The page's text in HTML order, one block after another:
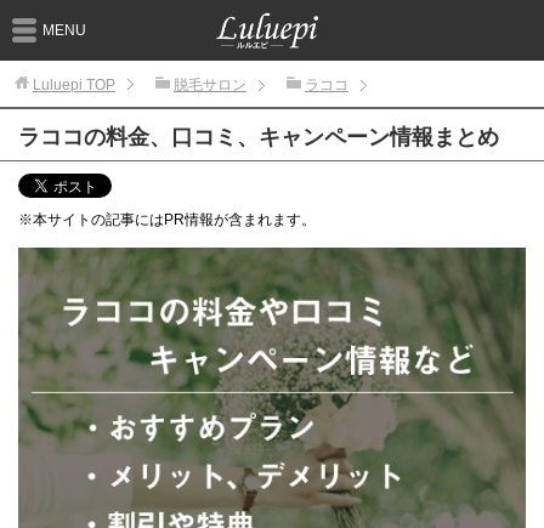
MENU
Luluepi TOP 脱毛サロン ラココ
ラココの料金、口コミ、キャンペーン情報まとめ
※本サイトの記事にはPR情報が含まれます。